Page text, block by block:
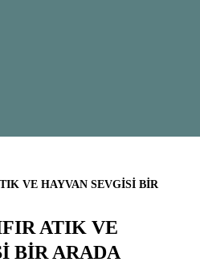
VE HAYVAN SEVGİSİ BİR
ATIK VE
BİR ARADA